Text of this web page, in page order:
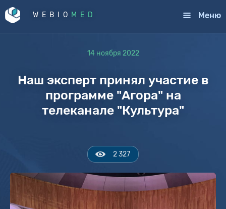
WEBIO MED Меню
14 ноября 2022
Наш эксперт принял участие в
программе "Агора" на
телеканале "Культура"
2 327